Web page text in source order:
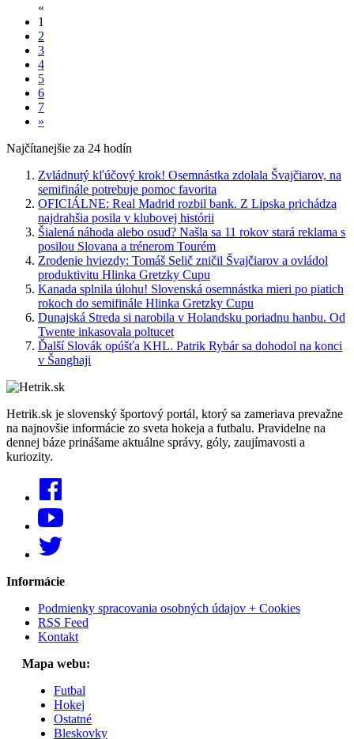
«
1
2
3
4
5
6
7
»
Najčítanejšie za 24 hodín
Zvládnutý kľúčový krok! Osemnástka zdolala Švajčiarov, na
semifinále potrebuje pomoc favorita
OFICIÁLNE: Real Madrid rozbil bank. Z Lipska prichádza
najdrahšia posila v klubovej histórii
Šialená náhoda alebo osud? Našla sa 11 rokov stará reklama s
posilou Slovana a trénerom Tourém
Zrodenie hviezdy: Tomáš Selič zničil Švajčiarov a ovládol
produktivitu Hlinka Gretzky Cupu
Kanada splnila úlohu! Slovenská osemnástka mieri po piatich
rokoch do semifinále Hlinka Gretzky Cupu
Dunajská Streda si narobila v Holandsku poriadnu hanbu. Od
Twente inkasovala poltucet
Ďalší Slovák opúšťa KHL. Patrik Rybár sa dohodol na konci
v Šanghaji
Hetrik.sk je slovenský športový portál, ktorý sa zameriava prevažne
na najnovšie informácie zo sveta hokeja a futbalu. Pravidelne na
dennej báze prinášame aktuálne správy, góly, zaujímavosti a
kuriozity.
Informácie
Podmienky spracovania osobných údajov + Cookies
RSS Feed
Kontakt
Mapa webu:
Futbal
Hokej
Ostatné
Bleskovky